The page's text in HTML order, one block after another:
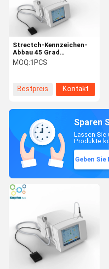
Strectch-Kennzeichen-
Abbau 45 Grad
Microneedling Frational
Rf
MOQ:1PCS
Bestpreis Kontakt
Sparen
Lassen Sie
Produkte
Geben